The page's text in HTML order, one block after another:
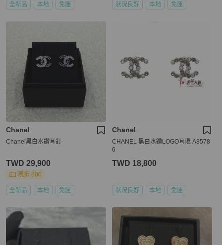
全新品 本地 免運 狀況良好 本地 免運
Chanel
Chanel黑白水鑽耳釘
TWD 29,900
現折 800
全新品 本地 免運
Chanel
CHANEL 黑白水鑽LOGO耳環 A8578
6
TWD 18,800
狀況良好 本地 免運